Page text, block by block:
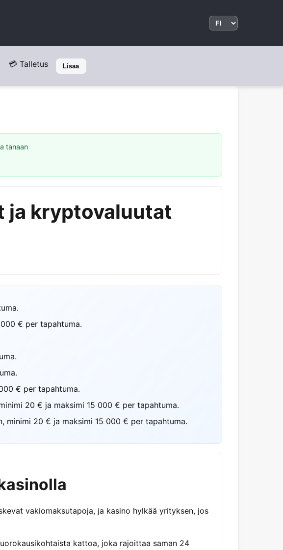
💳 Talletus Lisaa
tanaan
ja kryptovaluutat
€ per tapahtuma.
€ per tapahtuma.
20 € ja maksimi 15 000 € per tapahtuma.
minimi 20 € ja maksimi 15 000 € per tapahtuma.
vakiomaksutapoja, ja kasino hylkää yrityksen, jos
kattoa, joka rajoittaa saman 24